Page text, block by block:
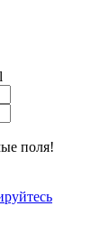
поля!